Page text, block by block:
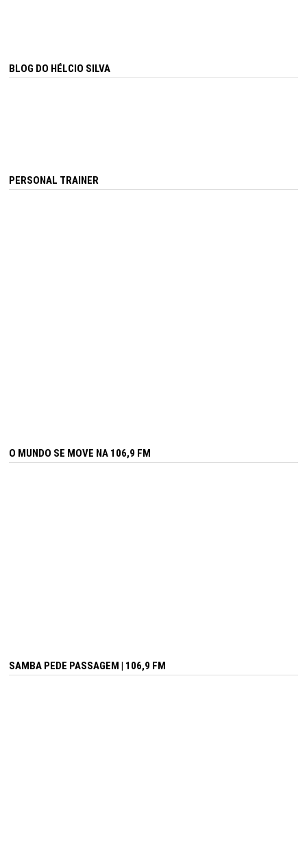
BLOG DO HÉLCIO SILVA
PERSONAL TRAINER
O MUNDO SE MOVE NA 106,9 FM
SAMBA PEDE PASSAGEM | 106,9 FM